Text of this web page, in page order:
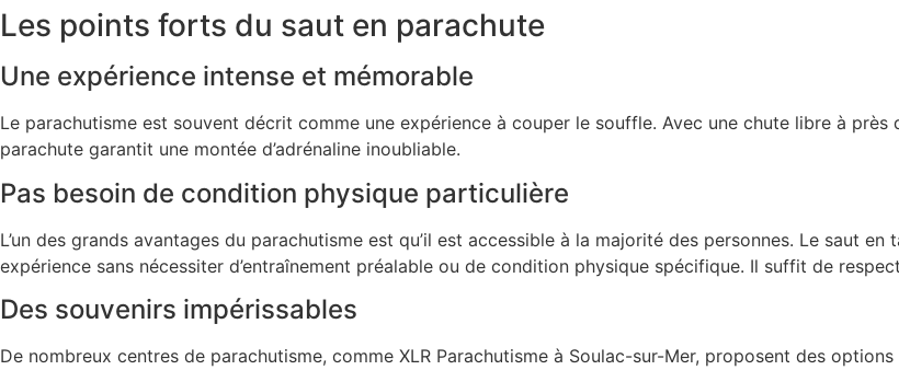
Les points forts du saut en parachute
Une expérience intense et mémorable
Le parachutisme est souvent décrit comme une expérience à couper le souffle. Avec une chute libre à près
parachute garantit une montée d’adrénaline inoubliable.
Pas besoin de condition physique particulière
L’un des grands avantages du parachutisme est qu’il est accessible à la majorité des personnes. Le saut
expérience sans nécessiter d’entraînement préalable ou de condition physique spécifique. Il suffit de
Des souvenirs impérissables
De nombreux centres de parachutisme, comme XLR Parachutisme à Soulac-sur-Mer, proposent des